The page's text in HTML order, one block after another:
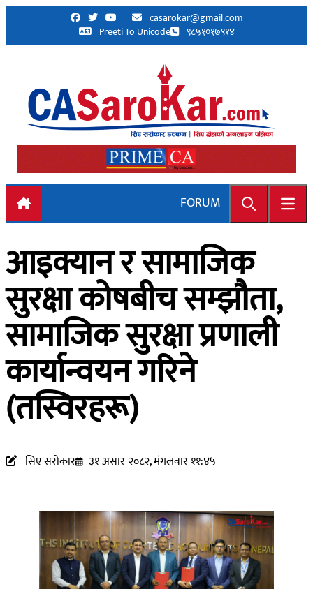
Skip to content
casarokar@gmail.com
Preeti To Unicode
९८५१०१७९१४
FORUM Search
आइक्यान र सामाजिक
सुरक्षा कोषबीच सम्झौता,
सामाजिक सुरक्षा प्रणाली
कार्यान्वयन गरिने
(तस्विरहरू)
सिए सरोकार ३१ असार २०८२, मंगलवार ११:४५